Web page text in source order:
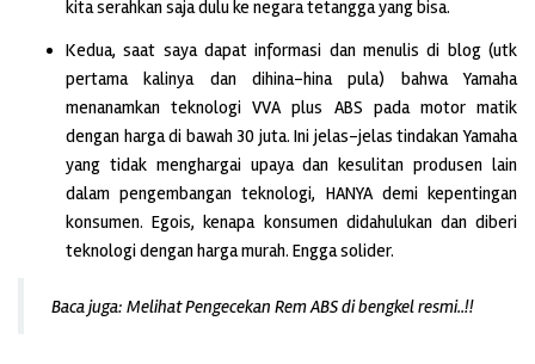
kita serahkan saja dulu ke negara tetangga yang bisa.
Kedua, saat saya dapat informasi dan menulis di blog (utk
pertama kalinya dan dihina-hina pula) bahwa Yamaha
menanamkan teknologi VVA plus ABS pada motor matik
dengan harga di bawah 30 juta. Ini jelas-jelas tindakan Yamaha
yang tidak menghargai upaya dan kesulitan produsen lain
dalam pengembangan teknologi, HANYA demi kepentingan
konsumen. Egois, kenapa konsumen didahulukan dan diberi
teknologi dengan harga murah. Engga solider.
Baca juga: Melihat Pengecekan Rem ABS di bengkel resmi..!!